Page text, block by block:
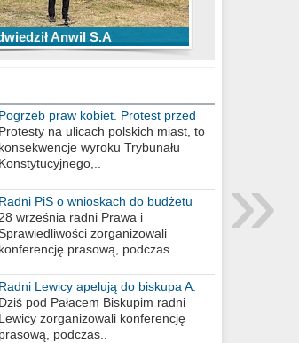
Anwil S.A
Anwilu Włocławek
2019/2020
Anwilu Włocławek w BCL
2020
Pogrzeb praw kobiet. Protest przed
biurem poselskim PiS
Protesty na ulicach polskich miast, to
konsekwencje wyroku Trybunału
Konstytucyjnego,..
Radni PiS o wnioskach do budżetu
miasta na 2021 rok
28 września radni Prawa i
zorganizowali
konferencję prasową, podczas..
Radni Lewicy apelują do biskupa A.
Wiesława Meringa
Dziś pod Pałacem Biskupim radni
Lewicy zorganizowali konferencję
prasową, podczas..
»